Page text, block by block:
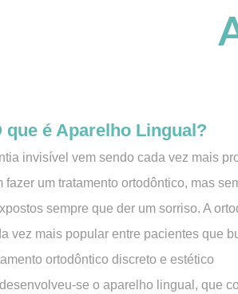
que é Aparelho Lingual?
invisível vem sendo cada vez mais
fazer um tratamento ortodôntico, mas
sempre que der um sorriso. A
vez mais popular entre pacientes que
ortodôntico discreto e estético
se o aparelho lingual, que